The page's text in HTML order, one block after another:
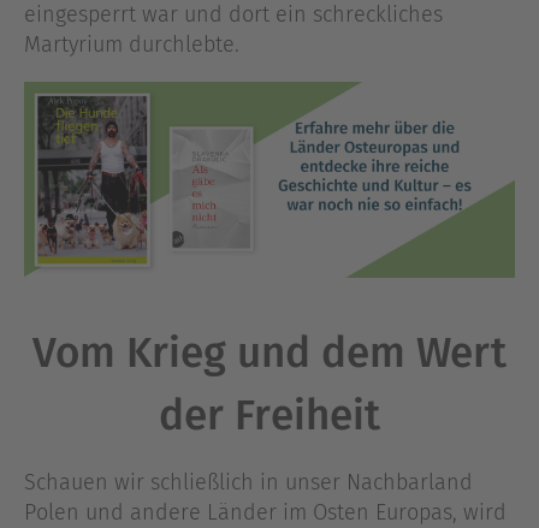
eingesperrt war und dort ein schreckliches
Martyrium durchlebte.
Vom Krieg und dem Wert
der Freiheit
Schauen wir schließlich in unser Nachbarland
Polen und andere Länder im Osten Europas, wird